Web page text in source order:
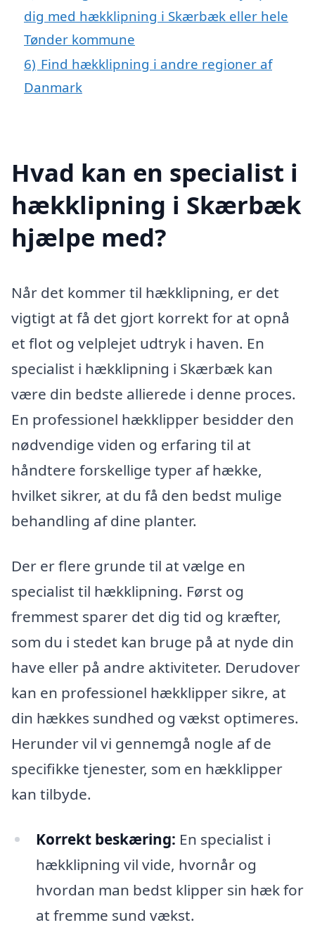
dig med hækklipning i Skærbæk eller hele
Tønder kommune
6) Find hækklipning i andre regioner af
Danmark
Hvad kan en specialist i
hækklipning i Skærbæk
hjælpe med?
Når det kommer til hækklipning, er det
vigtigt at få det gjort korrekt for at opnå
et flot og velplejet udtryk i haven. En
specialist i hækklipning i Skærbæk kan
være din bedste allierede i denne proces.
En professionel hækklipper besidder den
nødvendige viden og erfaring til at
håndtere forskellige typer af hække,
hvilket sikrer, at du få den bedst mulige
behandling af dine planter.
Der er flere grunde til at vælge en
specialist til hækklipning. Først og
fremmest sparer det dig tid og kræfter,
som du i stedet kan bruge på at nyde din
have eller på andre aktiviteter. Derudover
kan en professionel hækklipper sikre, at
din hækkes sundhed og vækst optimeres.
Herunder vil vi gennemgå nogle af de
specifikke tjenester, som en hækklipper
kan tilbyde.
Korrekt beskæring: En specialist i
hækklipning vil vide, hvornår og
hvordan man bedst klipper sin hæk for
at fremme sund vækst.